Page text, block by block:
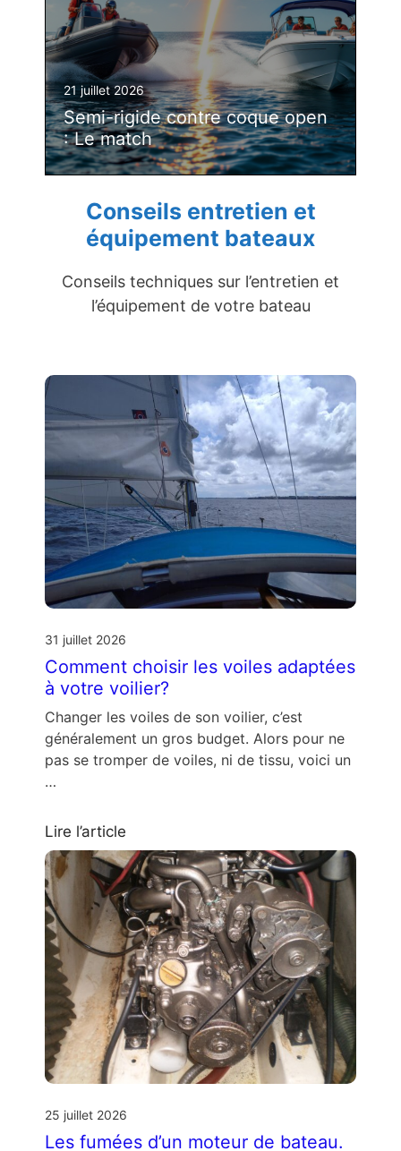
21 juillet 2026
Semi-rigide contre coque open
: Le match
Conseils entretien et
équipement bateaux
Conseils techniques sur l’entretien et
l’équipement de votre bateau
31 juillet 2026
Comment choisir les voiles adaptées
à votre voilier?
Changer les voiles de son voilier, c’est
généralement un gros budget. Alors pour ne
pas se tromper de voiles, ni de tissu, voici un
…
Lire l’article
25 juillet 2026
Les fumées d’un moteur de bateau.